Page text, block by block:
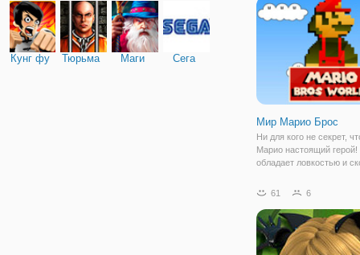
Кунг фу Тюрьма Маги Сега
Теперь вам нужно
Мир Марио Брос
Ни для кого не секрет,
Марио настоящий
обладает ловкостью и
самые именитые герои.
форме герою
упорно
61 6